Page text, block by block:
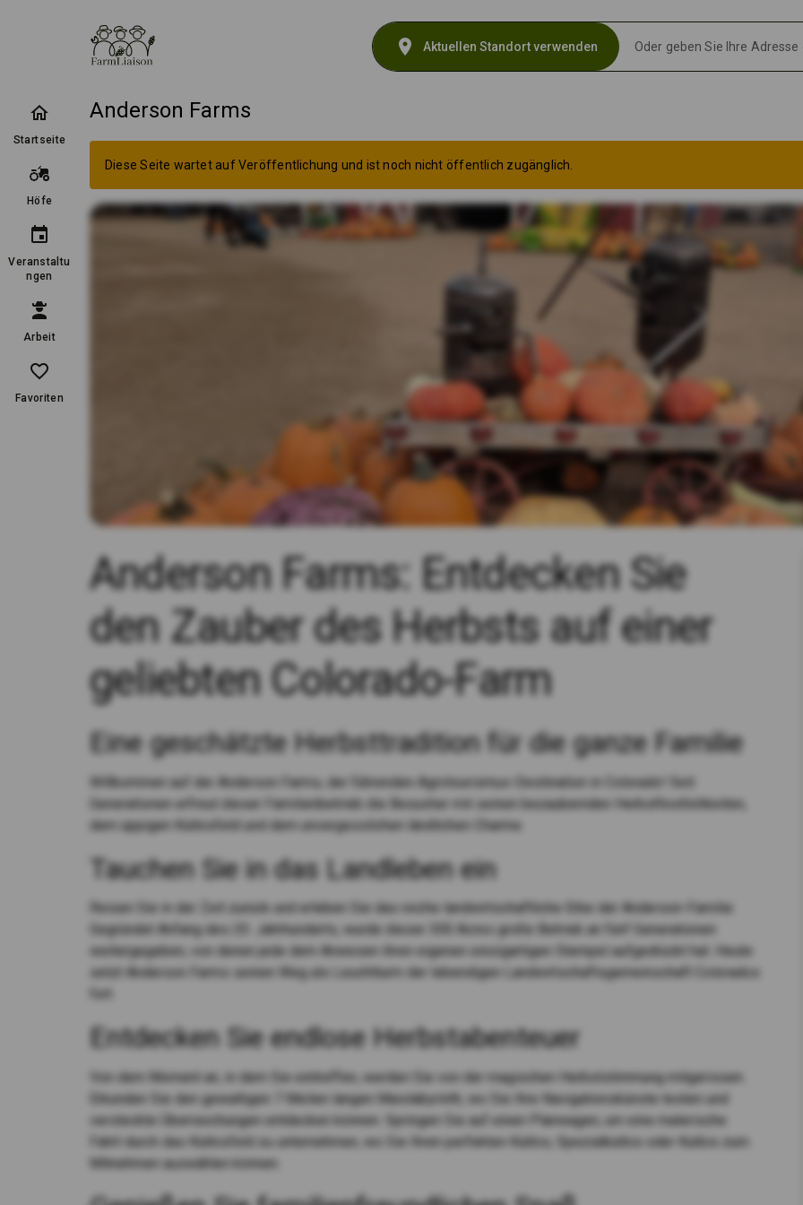
location_on Aktuellen Standort verwenden
Startseite
Höfe
Veranstaltu
ngen
Arbeit
Favoriten
Anderson Farms
Diese Seite wartet auf Veröffentlichung und ist noch nicht öffentlich zugänglich.
Anderson Farms: Entdecken Sie
den Zauber des Herbsts auf einer
geliebten Colorado-Farm
Eine geschätzte Herbsttradition für die ganze Familie
Willkommen auf der Anderson Farms, der führenden Agrotourismus-Destination in Colorado! Seit
Generationen erfreut dieser Familienbetrieb die Besucher mit seinen bezaubernden Herbstfestlichkeiten,
dem üppigen Kürbisfeld und dem unvergesslichen ländlichen Charme.
Tauchen Sie in das Landleben ein
Reisen Sie in der Zeit zurück und erleben Sie das reiche landwirtschaftliche Erbe der Anderson-Familie.
Gegründet Anfang des 20. Jahrhunderts, wurde dieser 300 Acres große Betrieb an fünf Generationen
weitergegeben, von denen jede dem Anwesen ihren eigenen einzigartigen Stempel aufgedrückt hat. Heute
setzt Anderson Farms seinen Weg als Leuchtturm der lebendigen Landwirtschaftsgemeinschaft Colorados
Entdecken Sie endlose Herbstabenteuer
Von dem Moment an, in dem Sie eintreffen, werden Sie von der magischen Herbststimmung mitgerissen.
Erkunden Sie den gewaltigen 7 Meilen langen Maislabyrinth, wo Sie Ihre Navigationskünste testen und
versteckte Überraschungen entdecken können. Springen Sie auf einen Planwagen, um eine malerische
Fahrt durch das Kürbisfeld zu unternehmen, wo Sie Ihren perfekten Kürbis, Spezialkürbis oder Kürbis zum
Mitnehmen auswählen können.